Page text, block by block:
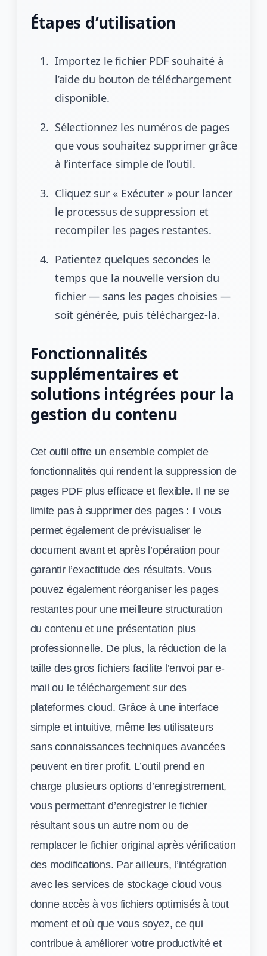
Étapes d’utilisation
Importez le fichier PDF souhaité à
l’aide du bouton de téléchargement
disponible.
Sélectionnez les numéros de pages
que vous souhaitez supprimer grâce
à l’interface simple de l’outil.
Cliquez sur « Exécuter » pour lancer
le processus de suppression et
recompiler les pages restantes.
Patientez quelques secondes le
temps que la nouvelle version du
fichier — sans les pages choisies —
soit générée, puis téléchargez-la.
Fonctionnalités
supplémentaires et
solutions intégrées pour la
gestion du contenu
Cet outil offre un ensemble complet de
fonctionnalités qui rendent la suppression de
pages PDF plus efficace et flexible. Il ne se
limite pas à supprimer des pages : il vous
permet également de prévisualiser le
document avant et après l’opération pour
garantir l’exactitude des résultats. Vous
pouvez également réorganiser les pages
restantes pour une meilleure structuration
du contenu et une présentation plus
professionnelle. De plus, la réduction de la
taille des gros fichiers facilite l’envoi par e-
mail ou le téléchargement sur des
plateformes cloud. Grâce à une interface
simple et intuitive, même les utilisateurs
sans connaissances techniques avancées
peuvent en tirer profit. L’outil prend en
charge plusieurs options d’enregistrement,
vous permettant d’enregistrer le fichier
résultant sous un autre nom ou de
remplacer le fichier original après vérification
des modifications. Par ailleurs, l’intégration
avec les services de stockage cloud vous
donne accès à vos fichiers optimisés à tout
moment et où que vous soyez, ce qui
contribue à améliorer votre productivité et